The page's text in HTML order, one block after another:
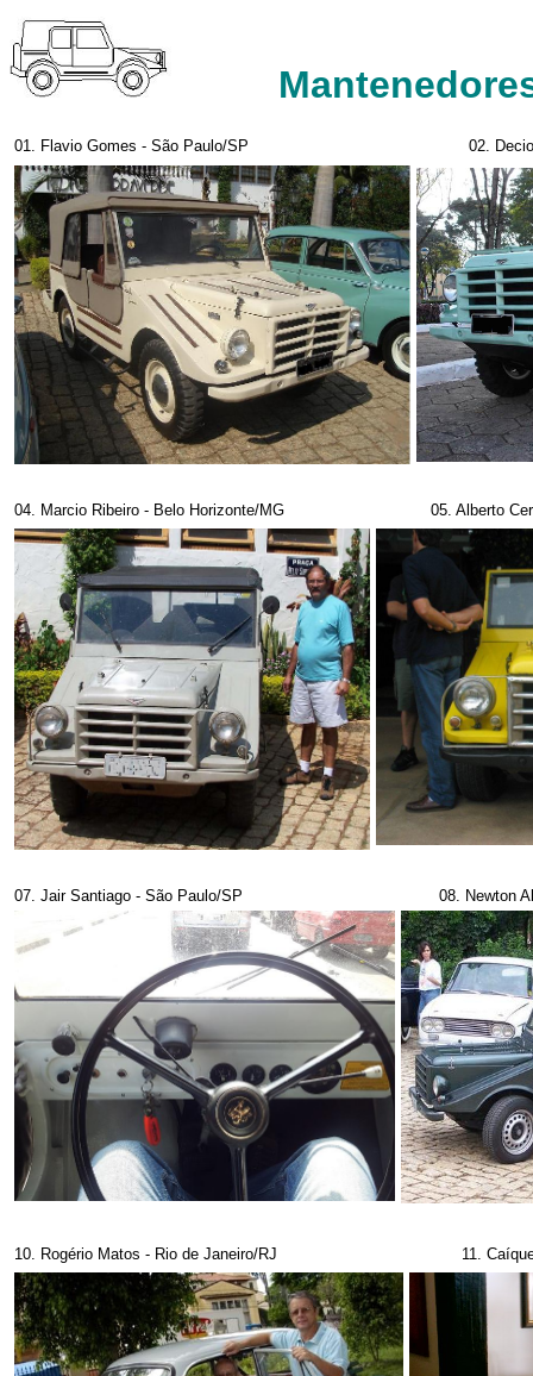
01. Flavio Gomes - São Paulo/SP 02. Decio
04. Marcio Ribeiro - Belo Horizonte/MG 05. Alberto
07. Jair Santiago - São Paulo/SP 08. Newton
10. Rogério Matos - Rio de Janeiro/RJ 11.